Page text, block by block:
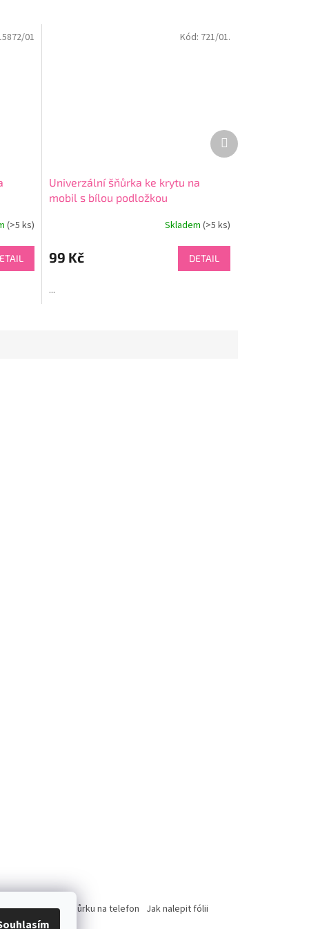
(>5 ks)
01
Univerzální šňůrka ke krytu na
mobil s bílou podložkou
Skladem (>5 ks)
99 Kč DETAIL
...
Kód: 721/01.
Další
produkt
Jak nasadit šnůrku na telefon Jak nalepit fólii